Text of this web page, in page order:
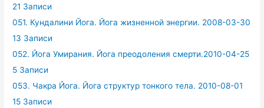
21 Записи
051. Кундалини Йога. Йога жизненной энергии. 2008-03-30
13 Записи
052. Йога Умирания. Йога преодоления смерти.2010-04-25
5 Записи
053. Чакра Йога. Йога структур тонкого тела. 2010-08-01
15 Записи